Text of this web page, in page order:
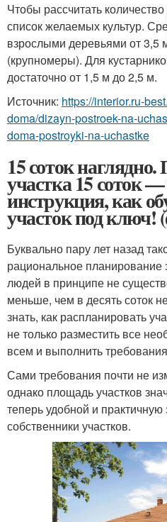
Чтобы рассчитать
список желаемых культур.
взрослыми деревьями от 3,5
(крупномеры). Для
достаточно от 1,5 м до 2,5 м.
Источник: https://interior.ru-
doma/dizayn-postroek-na-
doma-postroyki-na-uchastke
15 соток
участка 15 соток
инструкция, как
участок под ключ!
Буквально пару лет назад
рациональное планирование
людей в принципе не
меньше, чем в десять соток
знать, как распланировать
не только разместить все
всем и выполнить
Сами требования почти не
однако площадь участков
теперь удобной и практичную
собственники участков.